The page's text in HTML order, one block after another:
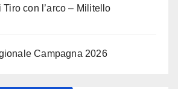
con l’arco – Militello
Campagna 2026